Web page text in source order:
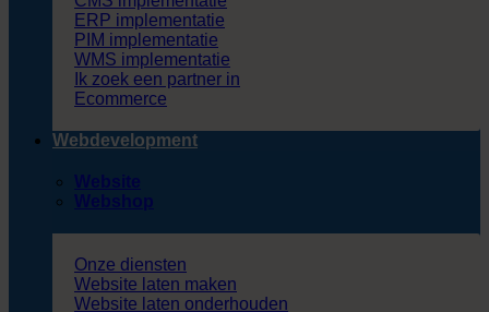
ERP implementatie
PIM implementatie
WMS implementatie
Ik zoek een partner in
Ecommerce
Webdevelopment
Website
Webshop
Onze diensten
Website laten maken
Website laten onderhouden